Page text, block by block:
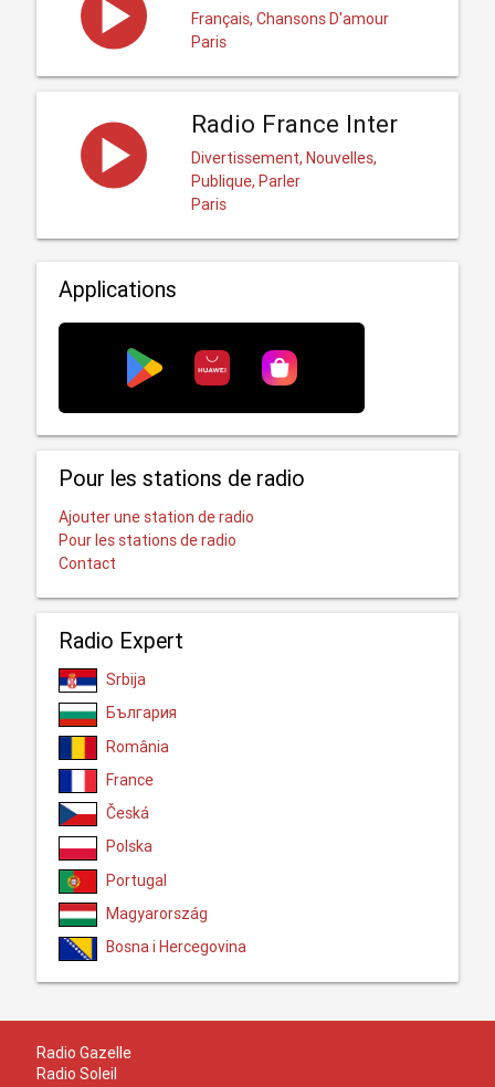
Français, Chansons D'amour
Paris
Radio France Inter
Divertissement, Nouvelles,
Publique, Parler
Paris
Applications
Pour les stations de radio
Ajouter une station de radio
Pour les stations de radio
Contact
Radio Expert
Srbija
България
România
France
Česká
Polska
Portugal
Magyarország
Bosna i Hercegovina
Radio Gazelle
Radio Soleil